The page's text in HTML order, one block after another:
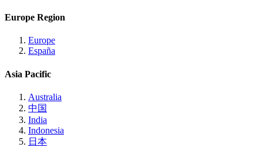
Europe Region
Europe
España
Asia Pacific
Australia
中国
India
Indonesia
日本